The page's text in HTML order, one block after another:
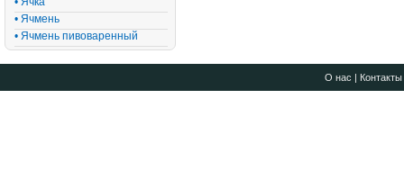
• Ячмень
• Ячмень пивоваренный
О нас | Контакты